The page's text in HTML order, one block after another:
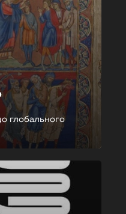
глобального